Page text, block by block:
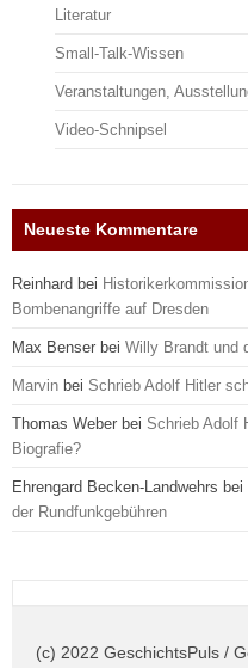
Literatur
Small-Talk-Wissen
Veranstaltungen,
Video-Schnipsel
Neueste Kommentare
Reinhard bei
Bombenangriffe auf Dresden
Max Benser bei Willy Brandt und
Marvin bei Schrieb Adolf Hitler
Thomas Weber bei Schrieb Adolf
Biografie?
Ehrengard Becken-Landwehrs bei
der Rundfunkgebühren
(c) 2022 GeschichtsPuls /